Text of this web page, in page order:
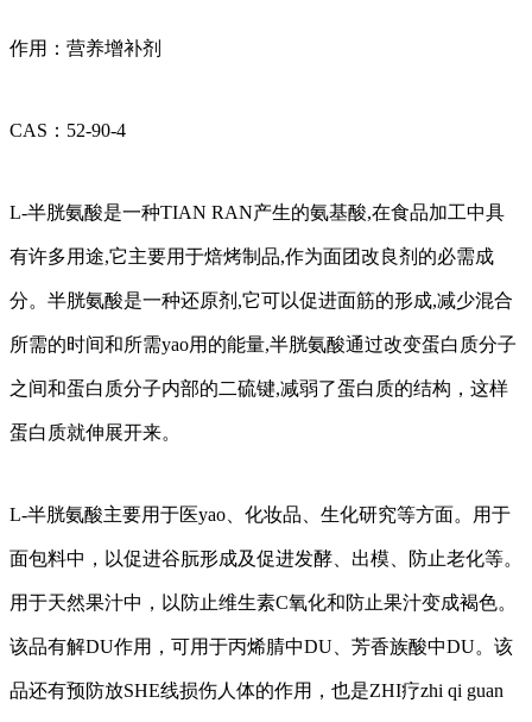
作用：营养增补剂
CAS：52-90-4
L-半胱氨酸是一种TIAN RAN产生的氨基酸,在食品加工中具
有许多用途,它主要用于焙烤制品,作为面团改良剂的必需成
分。半胱氨酸是一种还原剂,它可以促进面筋的形成,减少混合
所需的时间和所需yao用的能量,半胱氨酸通过改变蛋白质分子
之间和蛋白质分子内部的二硫键,减弱了蛋白质的结构，这样
蛋白质就伸展开来。
L-半胱氨酸主要用于医yao、化妆品、生化研究等方面。用于
面包料中，以促进谷朊形成及促进发酵、出模、防止老化等。
用于天然果汁中，以防止维生素C氧化和防止果汁变成褐色。
该品有解DU作用，可用于丙烯腈中DU、芳香族酸中DU。该
品还有预防放SHE线损伤人体的作用，也是ZHI疗zhi qi guan